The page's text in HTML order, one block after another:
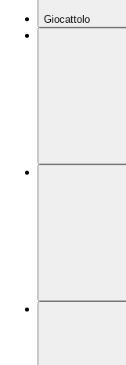
Giocattolo